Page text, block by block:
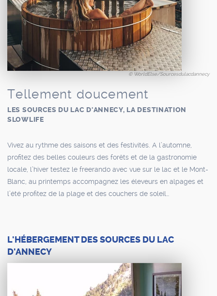
© WorldElse/Sourcesdulacdannecy
Tellement doucement
LES SOURCES DU LAC D'ANNECY, LA DESTINATION
SLOWLIFE
Vivez au rythme des saisons et des festivités. A l’automne,
profitez des belles couleurs des forêts et de la gastronomie
locale, l’hiver testez le freerando avec vue sur le lac et le Mont-
Blanc, au printemps accompagnez les éleveurs en alpages et
l’été profitez de la plage et des couchers de soleil…
L'HÉBERGEMENT DES SOURCES DU LAC
D'ANNECY